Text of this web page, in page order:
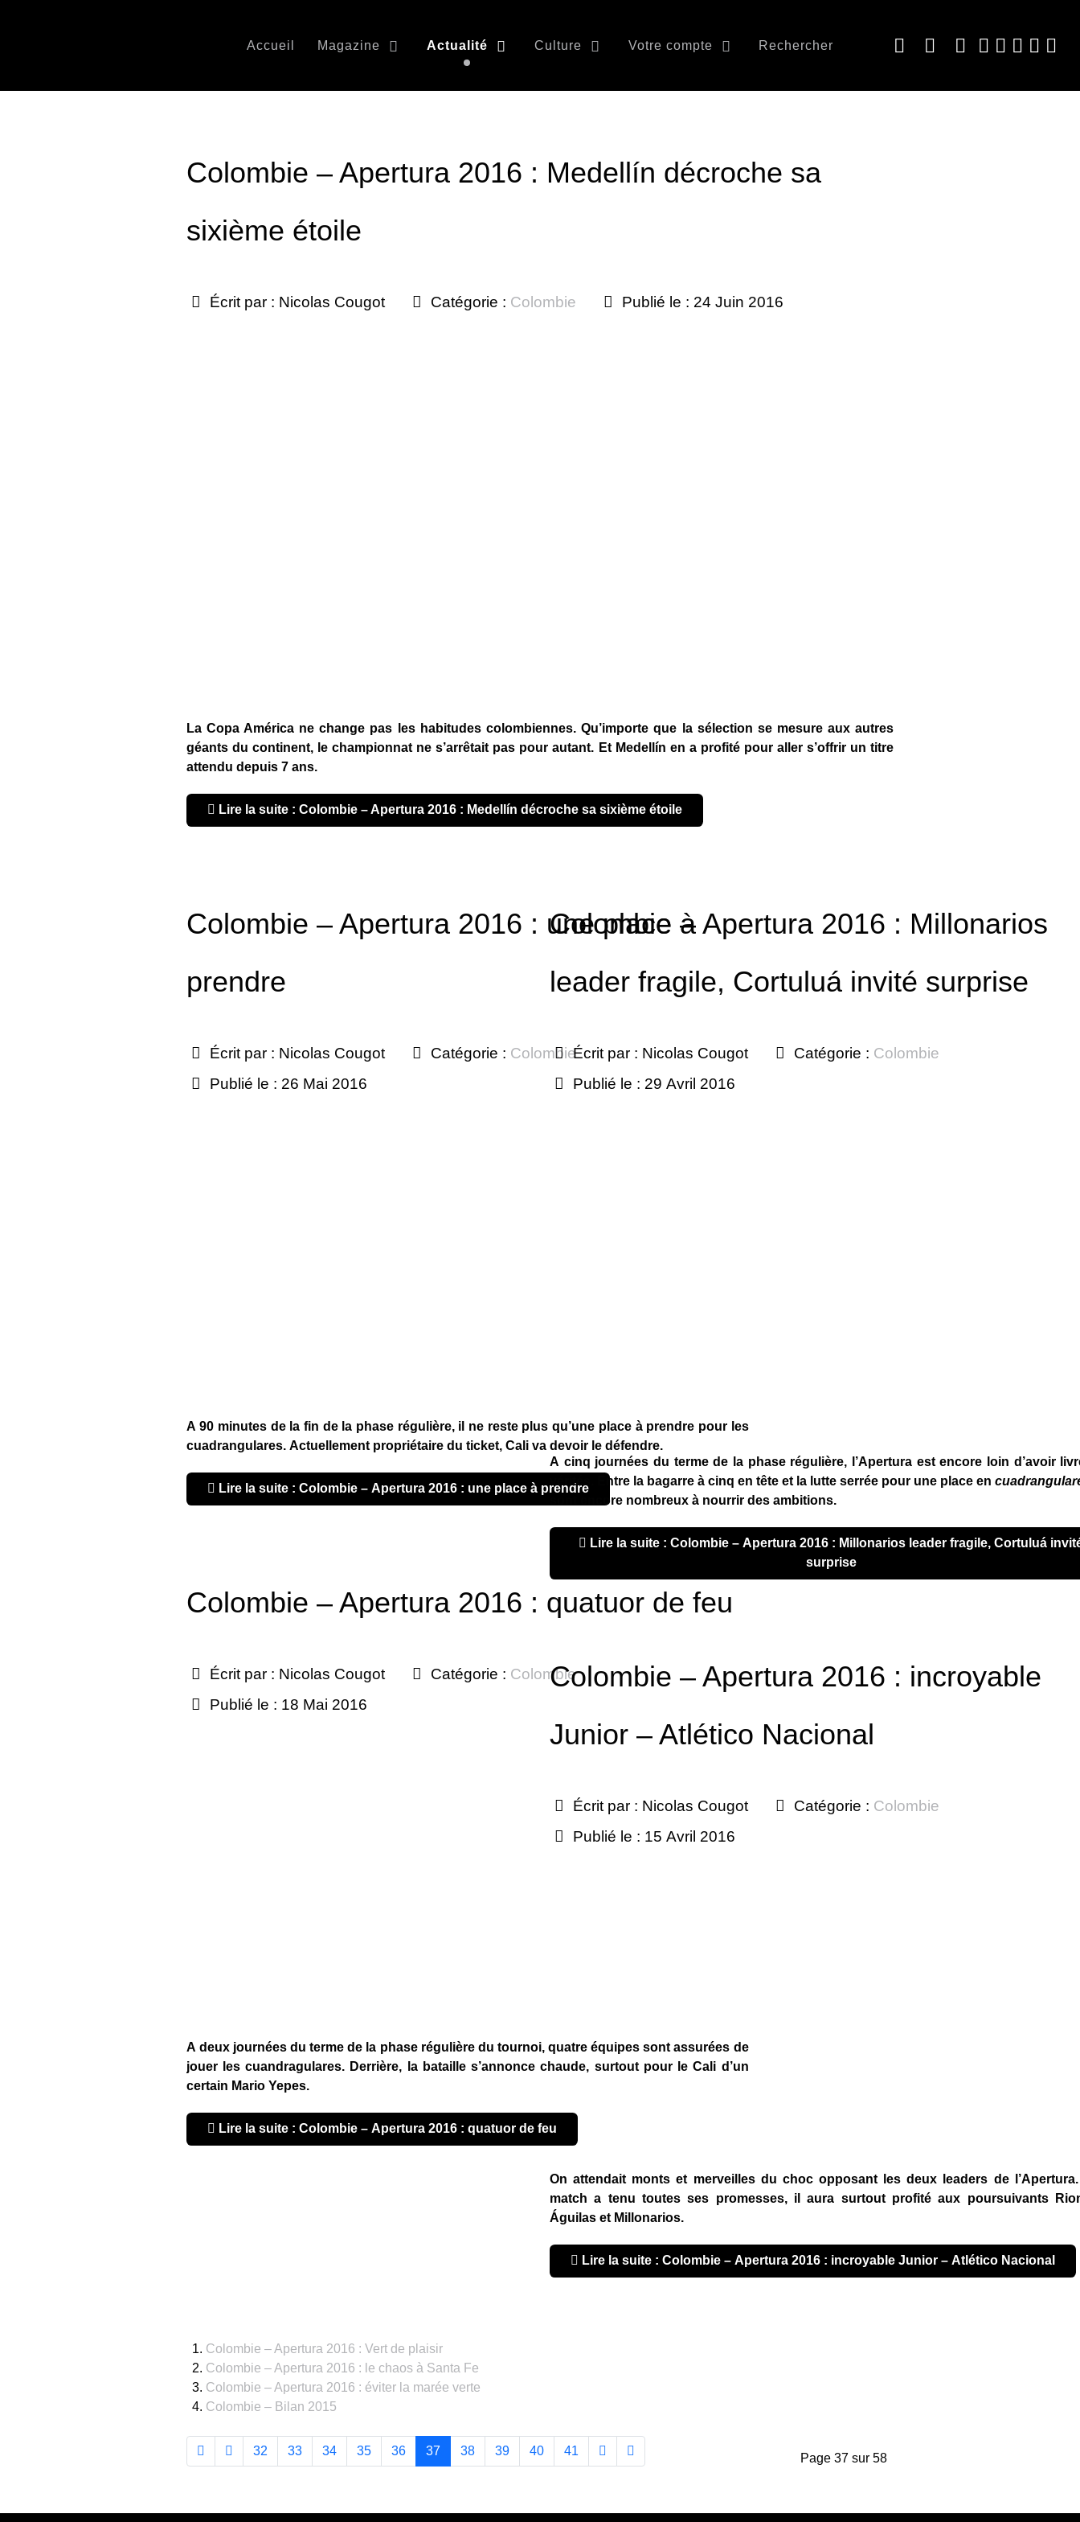
Accueil Magazine Actualité Culture Votre compte Rechercher
Colombie – Apertura 2016 : Medellín décroche sa
sixième étoile
Écrit par : Nicolas Cougot Catégorie : Colombie Publié le : 24 Juin 2016
La Copa América ne change pas les habitudes colombiennes. Qu’importe que la sélection se mesure aux autres
géants du continent, le championnat ne s’arrêtait pas pour autant. Et Medellín en a profité pour aller s’offrir un titre
attendu depuis 7 ans.
Lire la suite : Colombie – Apertura 2016 : Medellín décroche sa sixième étoile
Colombie – Apertura 2016 : une place à
prendre
Écrit par : Nicolas Cougot Catégorie : Colombie
Publié le : 26 Mai 2016
A 90 minutes de la fin de la phase régulière, il ne reste plus qu’une place à prendre pour les
cuadrangulares. Actuellement propriétaire du ticket, Cali va devoir le défendre.
Lire la suite : Colombie – Apertura 2016 : une place à prendre
Colombie – Apertura 2016 : quatuor de feu
Écrit par : Nicolas Cougot Catégorie : Colombie
Publié le : 18 Mai 2016
A deux journées du terme de la phase régulière du tournoi, quatre équipes sont assurées de
jouer les cuandragulares. Derrière, la bataille s’annonce chaude, surtout pour le Cali d’un
certain Mario Yepes.
Lire la suite : Colombie – Apertura 2016 : quatuor de feu
Colombie – Apertura 2016 : Millonarios
leader fragile, Cortuluá invité surprise
Écrit par : Nicolas Cougot Catégorie : Colombie
Publié le : 29 Avril 2016
A cinq journées du terme de la phase régulière, l’Apertura est encore loin d’avoir
vérités. Entre la bagarre à cinq en tête et la lutte serrée pour une place en
sont encore nombreux à nourrir des ambitions.
surprise
Colombie – Apertura 2016 : incroyable
Junior – Atlético Nacional
Écrit par : Nicolas Cougot Catégorie : Colombie
Publié le : 15 Avril 2016
On attendait monts et merveilles du choc opposant les deux leaders de
match a tenu toutes ses promesses, il aura surtout profité aux poursuivants
Águilas et Millonarios.
Lire la suite : Colombie – Apertura 2016 : incroyable Junior – Atlético Nacional
Colombie – Apertura 2016 : Vert de plaisir
Colombie – Apertura 2016 : le chaos à Santa Fe
Colombie – Apertura 2016 : éviter la marée verte
Colombie – Bilan 2015
Page 37 sur 58
32 33 34 35 36 37 38 39 40 41